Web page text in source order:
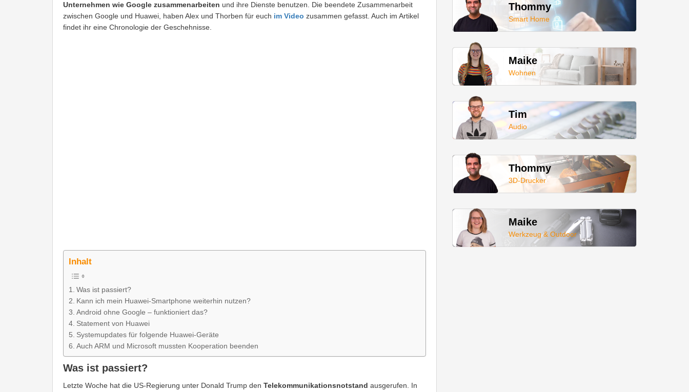
Unternehmen wie Google zusammenarbeiten und ihre Dienste benutzen. Die beendete Zusammenarbeit
zwischen Google und Huawei, haben Alex und Thorben für euch im Video zusammen gefasst. Auch im Artikel
findet ihr eine Chronologie der Geschehnisse.
Inhalt
Was ist passiert?
Kann ich mein Huawei-Smartphone weiterhin nutzen?
Android ohne Google – funktioniert das?
Statement von Huawei
Systemupdates für folgende Huawei-Geräte
Auch ARM und Microsoft mussten Kooperation beenden
Was ist passiert?
Letzte Woche hat die US-Regierung unter Donald Trump den Telekommunikationsnotstand ausgerufen. In
Thommy
Smart Home
Maike
Wohnen
Tim
Audio
Thommy
3D-Drucker
Maike
Werkzeug & Outdoor